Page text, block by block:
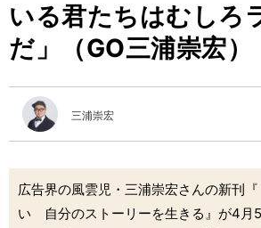
新刊
特集
編集
いる君たちはむしろ
だ」（GO三浦崇宏）
三浦崇宏
広告界の風雲児・三浦崇宏さんの新刊
い 自分のストーリーを生きる』が4月